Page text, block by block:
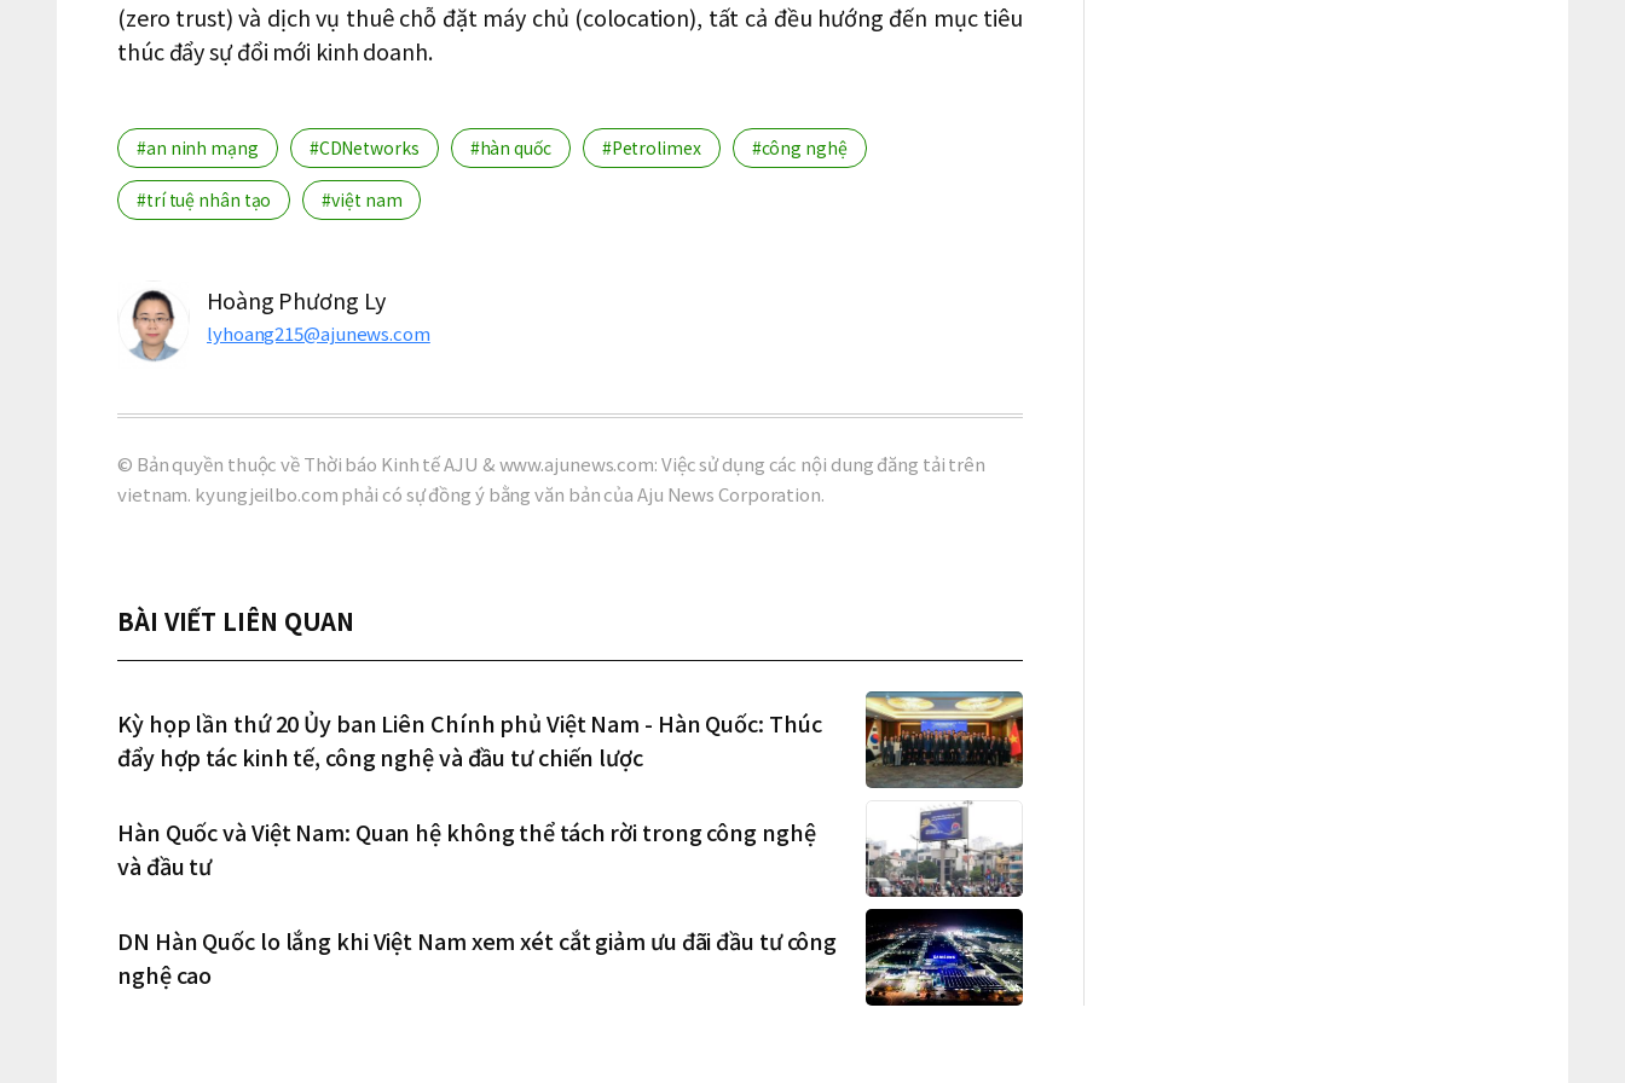
(zero trust) và dịch vụ thuê chỗ đặt máy chủ (colocation), tất cả đều hướng đến mục tiêu
thúc đẩy sự đổi mới kinh doanh.
#an ninh mạng #CDNetworks #hàn quốc #Petrolimex #công nghệ
#trí tuệ nhân tạo #việt nam
Hoàng Phương Ly
lyhoang215@ajunews.com
© Bản quyền thuộc về Thời báo Kinh tế AJU & www.ajunews.com: Việc sử dụng các nội dung đăng tải trên
vietnam. kyungjeilbo.com phải có sự đồng ý bằng văn bản của Aju News Corporation.
BÀI VIẾT LIÊN QUAN
Kỳ họp lần thứ 20 Ủy ban Liên Chính phủ Việt Nam - Hàn Quốc: Thúc
đẩy hợp tác kinh tế, công nghệ và đầu tư chiến lược
Hàn Quốc và Việt Nam: Quan hệ không thể tách rời trong công nghệ
và đầu tư
DN Hàn Quốc lo lắng khi Việt Nam xem xét cắt giảm ưu đãi đầu tư công
nghệ cao